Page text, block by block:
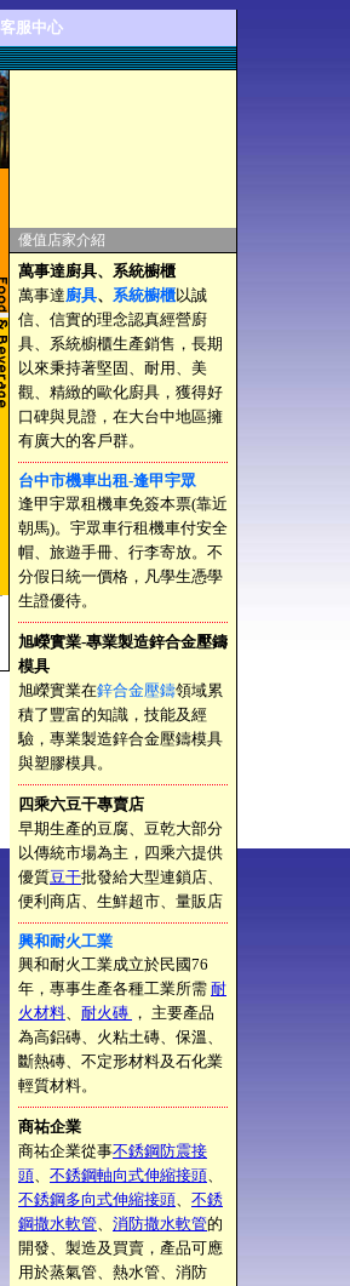
客服中心
優值店家介紹
萬事達廚具、系統櫥櫃
萬事達廚具、 系統櫥櫃以誠
信、信實的理念認真經營廚
具、系統櫥櫃生產銷售，長期
以來秉持著堅固、耐用、美
觀、精緻的歐化廚具，獲得好
口碑與見證，在大台中地區擁
有廣大的客戶群。
台中市機車出租-逢甲宇眾
逢甲宇眾租機車免簽本票(靠近
朝馬)。宇眾車行租機車付安全
帽、旅遊手冊、行李寄放。不
分假日統一價格，凡學生憑學
生證優待。
旭嶸實業-專業製造鋅合金壓鑄
模具
旭嶸實業在鋅合金壓鑄領域累
積了豐富的知識，技能及經
驗，專業製造鋅合金壓鑄模具
與塑膠模具。
四乘六豆干專賣店
早期生產的豆腐、豆乾大部分
以傳統市場為主，四乘六提供
優質豆干批發給大型連鎖店、
便利商店、生鮮超市、量販店
興和耐火工業
興和耐火工業成立於民國76
年，專事生產各種工業所需 耐
火材料、 耐火磚 ， 主要產品
為高鋁磚、火粘土磚、保溫、
斷熱磚、不定形材料及石化業
輕質材料。
商祐企業
商祐企業從事不銹鋼防震接
頭、 不銹鋼軸向式伸縮接頭、
不銹鋼多向式伸縮接頭、 不銹
鋼撒水軟管、 消防撒水軟管的
開發、製造及買賣，產品可應
用於蒸氣管、熱水管、消防